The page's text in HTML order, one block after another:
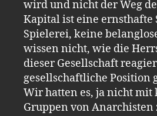
wird und nicht der Weg
Kapital ist eine ernsthafte
Spielerei, keine
wissen nicht, wie die
dieser Gesellschaft
gesellschaftliche Position
Wir hatten es, ja nicht mit
Gruppen von Anarchisten